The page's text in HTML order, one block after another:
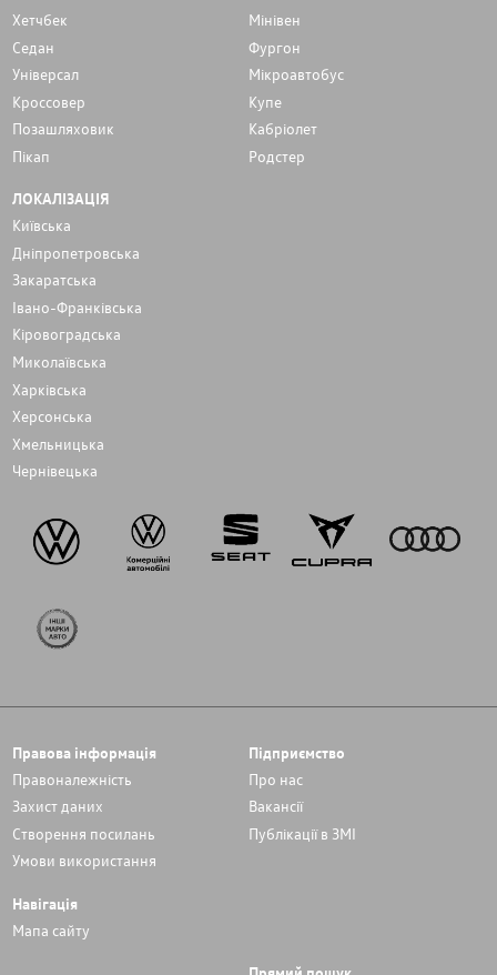
Хетчбек
Мінівен
Седан
Фургон
Унiверсал
Мікроавтобус
Кроссовер
Купе
Позашляховик
Кабріолет
Пікап
Родстер
ЛОКАЛІЗАЦІЯ
Київська
Дніпропетровська
Закаратська
Івано-Франківська
Кіровоградська
Миколаївська
Харківська
Херсонська
Хмельницька
Чернівецька
Правова інформація
Правоналежність
Захист даних
Cтворення посилань
Умови використання
Підприємство
Про нас
Вакансії
Публікації в ЗМІ
Навігація
Мапа сайту